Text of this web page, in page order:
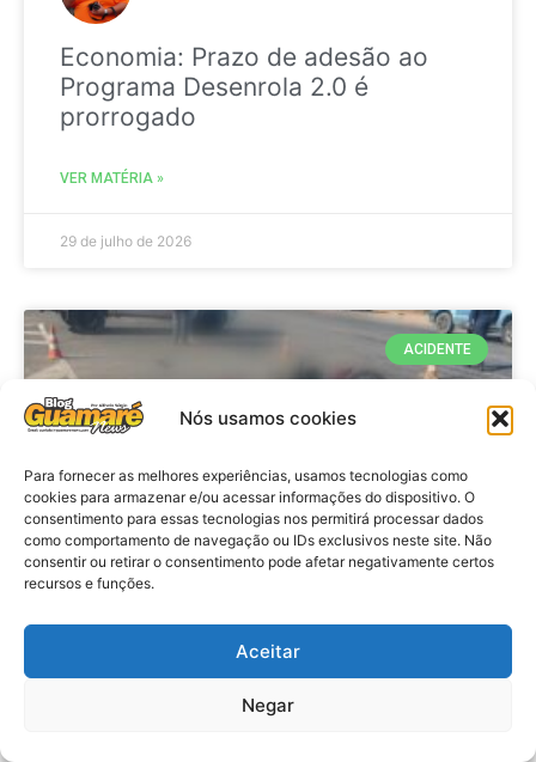
Nós usamos cookies
Para fornecer as melhores experiências, usamos tecnologias como
cookies para armazenar e/ou acessar informações do dispositivo. O
consentimento para essas tecnologias nos permitirá processar dados
como comportamento de navegação ou IDs exclusivos neste site. Não
consentir ou retirar o consentimento pode afetar negativamente certos
recursos e funções.
Aceitar
Negar
Economia: Prazo de adesão ao
Programa Desenrola 2.0 é
prorrogado
VER MATÉRIA »
29 de julho de 2026
ACIDENTE
Acidente: A caminho do trabalho
professora se envolve em
acidente e vai a obito na RN 118
no Alto do Rodrigues, RN